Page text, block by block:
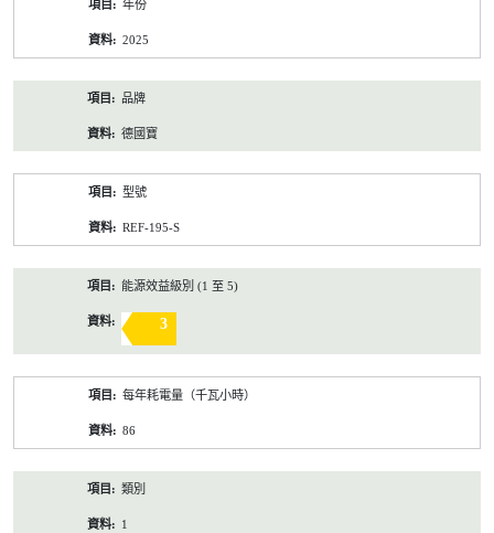
年份
2025
品牌
德國寶
型號
REF-195-S
能源效益級別 (1 至 5)
3
每年耗電量（千瓦小時）
86
類別
1